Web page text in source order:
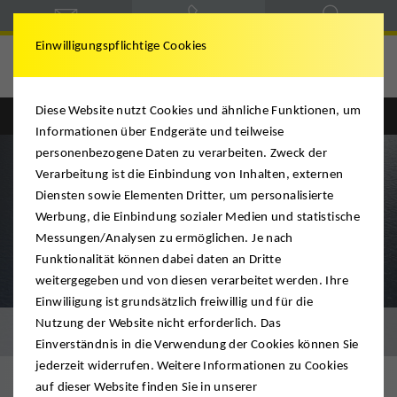
Englisch Deutsch
Seefracht
Einwilligungspflichtige Cookies
Diese Website nutzt Cookies und ähnliche Funktionen, um
Informationen über Endgeräte und teilweise
personenbezogene Daten zu verarbeiten. Zweck der
Verarbeitung ist die Einbindung von Inhalten, externen
Diensten sowie Elementen Dritter, um personalisierte
Werbung, die Einbindung sozialer Medien und statistische
Messungen/Analysen zu ermöglichen. Je nach
Funktionalität können dabei daten an Dritte
weitergegeben und von diesen verarbeitet werden. Ihre
Einwiliigung ist grundsätzlich freiwillig und für die
Nutzung der Website nicht erforderlich. Das
Einverständnis in die Verwendung der Cookies können Sie
jederzeit widerrufen. Weitere Informationen zu Cookies
auf dieser Website finden Sie in unserer